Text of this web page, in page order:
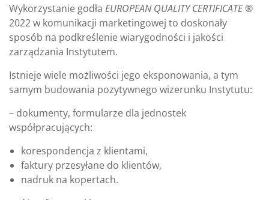
Wykorzystanie godła EUROPEAN QUALITY CERTIFICATE®
2022 w komunikacji marketingowej to doskonały
sposób na podkreślenie wiarygodności i jakości
zarządzania Instytutem.
Istnieje wiele możliwości jego eksponowania, a tym
samym budowania pozytywnego wizerunku Instytutu:
– dokumenty, formularze dla jednostek
współpracujących:
korespondencja z klientami,
faktury przesyłane do klientów,
nadruk na kopertach.